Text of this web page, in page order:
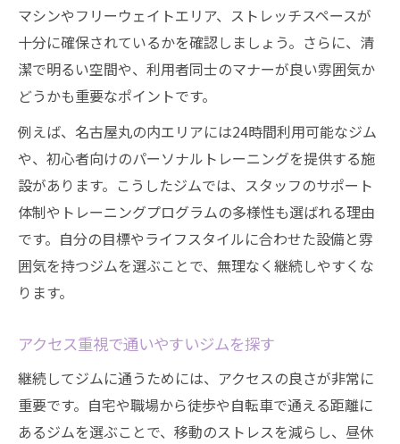
マシンやフリーウェイトエリア、ストレッチスペースが
十分に確保されているかを確認しましょう。さらに、清
潔で明るい空間や、利用者同士のマナーが良い雰囲気か
どうかも重要なポイントです。
例えば、名古屋丸の内エリアには24時間利用可能なジム
や、初心者向けのパーソナルトレーニングを提供する施
設があります。こうしたジムでは、スタッフのサポート
体制やトレーニングプログラムの多様性も選ばれる理由
です。自分の目標やライフスタイルに合わせた設備と雰
囲気を持つジムを選ぶことで、無理なく継続しやすくな
ります。
アクセス重視で通いやすいジムを探す
継続してジムに通うためには、アクセスの良さが非常に
重要です。自宅や職場から徒歩や自転車で通える距離に
あるジムを選ぶことで、移動のストレスを減らし、昼休